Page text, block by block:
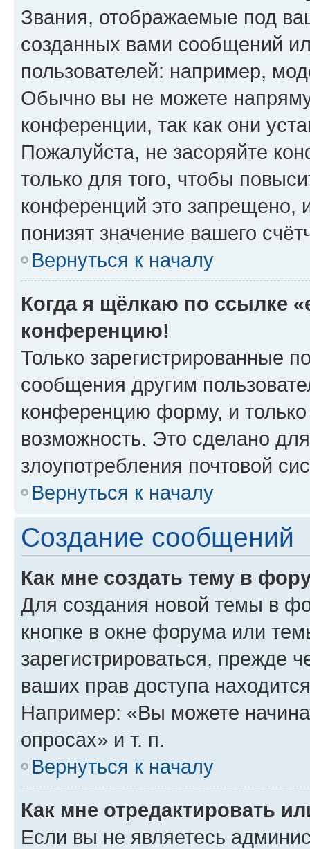
Звания, отображаемые под
созданных вами сообщений
пользователей: например,
Обычно вы не можете
конференции, так как они
Пожалуйста, не засоряйте
только для того, чтобы
конференций это запрещено,
понизят значение вашего
Вернуться к началу
Когда я щёлкаю по ссылке
конференцию!
Только зарегистрированные
сообщения другим
конференцию форму, и
возможность. Это сделано
злоупотребления почтовой
Вернуться к началу
Создание сообщений
Как мне создать тему в
Для создания новой темы в
кнопке в окне форума или
зарегистрироваться, прежде
ваших прав доступа
Например: «Вы можете
опросах» и т. п.
Вернуться к началу
Как мне отредактировать
Если вы не являетесь